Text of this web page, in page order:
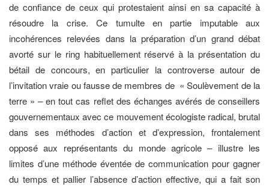
de confiance de ceux qui protestaient ainsi en sa capacité à
résoudre la crise. Ce tumulte en partie imputable aux
incohérences relevées dans la préparation d’un grand débat
avorté sur le ring habituellement réservé à la présentation du
bétail de concours, en particulier la controverse autour de
l’invitation vraie ou fausse de membres de « Soulèvement de la
terre » – en tout cas reflet des échanges avérés de conseillers
gouvernementaux avec ce mouvement écologiste radical, brutal
dans ses méthodes d’action et d’expression, frontalement
opposé aux représentants du monde agricole – illustre les
limites d’une méthode éventée de communication pour gagner
du temps et pallier l’absence d’action effective, qui a fait son